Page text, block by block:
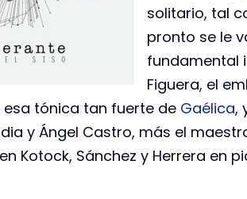
solitario, tal
pronto se le
fundamental
Figuera, el
esa tónica tan fuerte de Gaélica,
y Ángel Castro, más el
Kotock, Sánchez y Herrera en